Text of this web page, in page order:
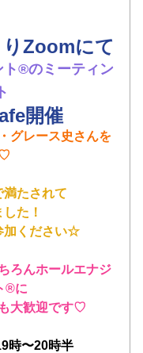
Zoomにて
®️のミーティン
開催
グレース史さんを
♡
たされて
た！
加ください☆
ろんホールエナジ
®️に
大歓迎です♡
時〜20時半